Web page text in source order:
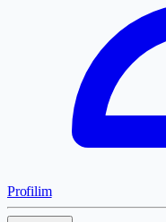
Profilim